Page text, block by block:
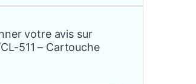
votre avis sur
511 – Cartouche